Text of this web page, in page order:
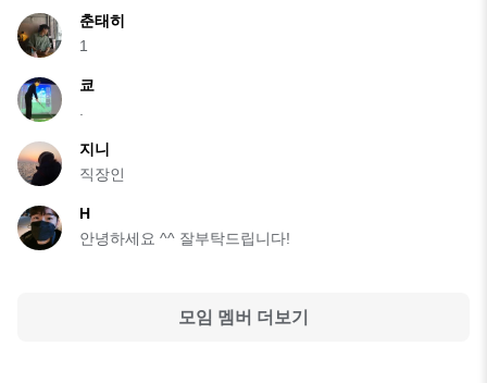
춘태히
1
쿄
.
지니
직장인
H
안녕하세요 ^^ 잘부탁드립니다!
모임 멤버 더보기